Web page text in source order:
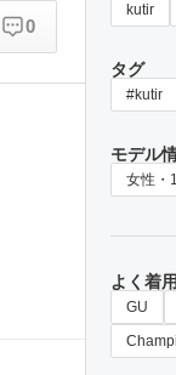
0
kutir
タグ
#kutir
モデル
女性・
よく着
GU